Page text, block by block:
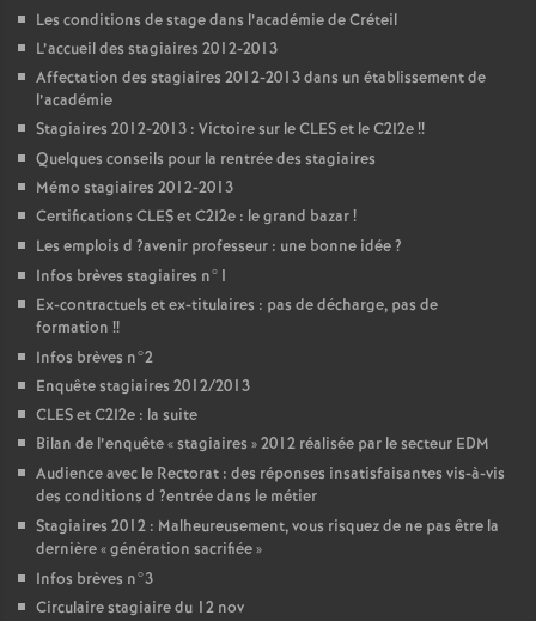
Les conditions de stage dans l’académie de Créteil
L’accueil des stagiaires 2012-2013
Affectation des stagiaires 2012-2013 dans un établissement de
l’académie
Stagiaires 2012-2013 : Victoire sur leCLESet le C2I2e!!
Quelques conseils pour la rentrée des stagiaires
Mémo stagiaires 2012-2013
Certifications CLESet C2I2e : le grand bazar!
Les emplois d ?avenir professeur : une bonne idée?
Infos brèves stagiaires n°1
Ex-contractuels et ex-titulaires : pas de décharge, pas de
formation !!
Infos brèves n°2
Enquête stagiaires 2012/2013
CLESet C2I2e : la suite
Bilan de l’enquête «stagiaires » 2012 réalisée par le secteur EDM
Audience avec le Rectorat : des réponses insatisfaisantes vis-à-vis
des conditions d ?entrée dans le métier
Stagiaires 2012 : Malheureusement, vous risquez de ne pas être la
dernière «génération sacrifiée»
Infos brèves n°3
Circulaire stagiaire du 12 nov